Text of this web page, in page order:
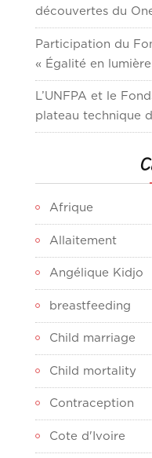
découvertes du
Participation du
« Égalité en
L’UNFPA et le
plateau technique
Afrique
Allaitement
Angélique Kidjo
breastfeeding
Child marriage
Child mortality
Contraception
Cote d'Ivoire